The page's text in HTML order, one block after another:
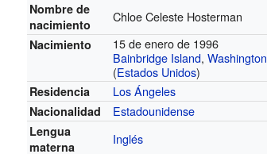
Nombre de
nacimiento
Chloe Celeste Hosterman
Nacimiento
15 de enero de 1996
Bainbridge Island,Washington
(Estados Unidos)
Residencia Los Ángeles
Nacionalidad Estadounidense
Lengua
materna
Inglés